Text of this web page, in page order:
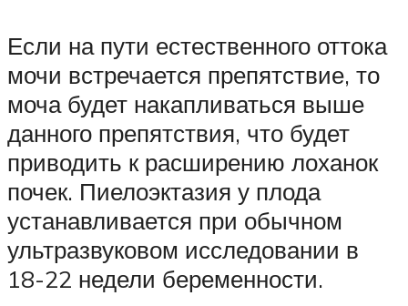
Если на пути естественного оттока
мочи встречается препятствие, то
моча будет накапливаться выше
данного препятствия, что будет
приводить к расширению лоханок
почек. Пиелоэктазия у плода
устанавливается при обычном
ультразвуковом исследовании в
18-22 недели беременности.